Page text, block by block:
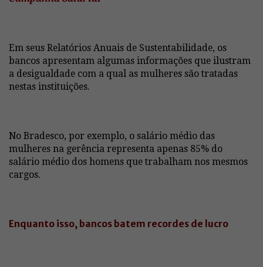
Em seus Relatórios Anuais de Sustentabilidade, os
bancos apresentam algumas informações que ilustram
a desigualdade com a qual as mulheres são tratadas
nestas instituições.
No Bradesco, por exemplo, o salário médio das
mulheres na gerência representa apenas 85% do
salário médio dos homens que trabalham nos mesmos
cargos.
Enquanto isso, bancos batem recordes de lucro